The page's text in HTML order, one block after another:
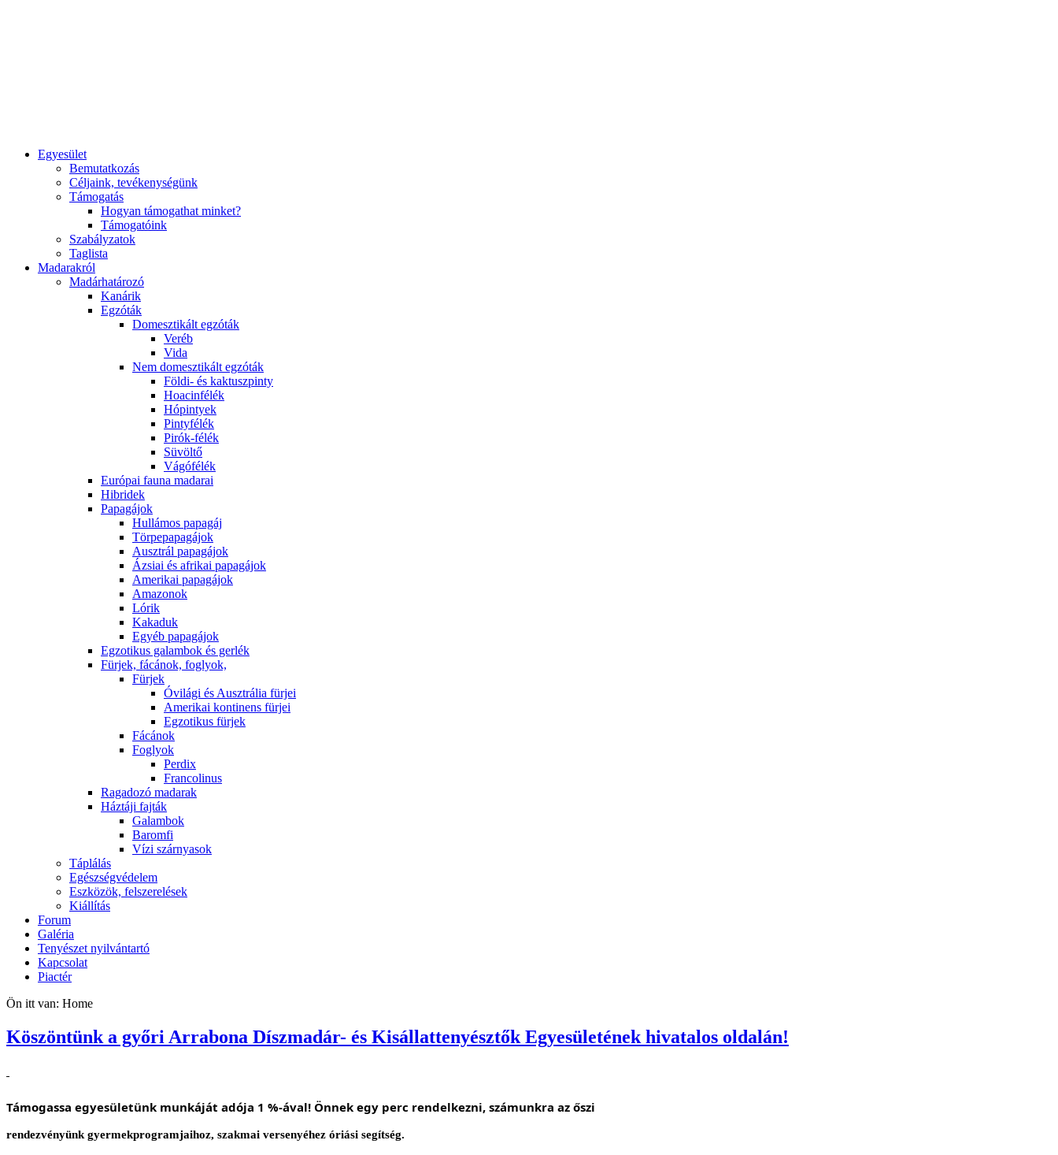
Egyesület
Bemutatkozás
Céljaink, tevékenységünk
Támogatás
Hogyan támogathat minket?
Támogatóink
Szabályzatok
Taglista
Madarakról
Madárhatározó
Kanárik
Egzóták
Domesztikált egzóták
Veréb
Vida
Nem domesztikált egzóták
Földi- és kaktuszpinty
Hoacinfélék
Hópintyek
Pintyfélék
Pirók-félék
Süvöltő
Vágófélék
Európai fauna madarai
Hibridek
Papagájok
Hullámos papagáj
Törpepapagájok
Ausztrál papagájok
Ázsiai és afrikai papagájok
Amerikai papagájok
Amazonok
Lórik
Kakaduk
Egyéb papagájok
Egzotikus galambok és gerlék
Fürjek, fácánok, foglyok,
Fürjek
Óvilági és Ausztrália fürjei
Amerikai kontinens fürjei
Egzotikus fürjek
Fácánok
Foglyok
Perdix
Francolinus
Ragadozó madarak
Háztáji fajták
Galambok
Baromfi
Vízi szárnyasok
Táplálás
Egészségvédelem
Eszközök, felszerelések
Kiállítás
Forum
Galéria
Tenyészet nyilvántartó
Kapcsolat
Piactér
Ön itt van: Home
Köszöntünk a győri Arrabona Díszmadár- és Kisállattenyésztők Egyesületének hivatalos oldalán!
Támogassa egyesületünk munkáját adója 1 %-ával! Önnek egy perc rendelkezni, számunkra az őszi
rendezvényünk gyermekprogramjaihoz, szakmai versenyéhez óriási segítség.